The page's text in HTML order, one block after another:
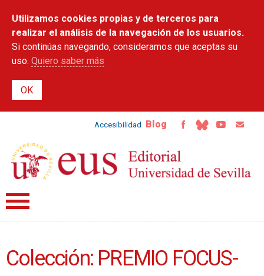
contenido
principal
Utilizamos cookies propias y de terceros para
realizar el análisis de la navegación de los usuarios.
Si continúas navegando, consideramos que aceptas su
uso. Quiero saber más
Accesibilidad Blog
Colección: PREMIO FOCUS-